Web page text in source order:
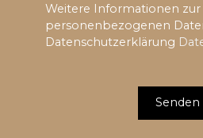
Weitere Informationen
personenbezogenen
Datenschutzerklärung
Senden